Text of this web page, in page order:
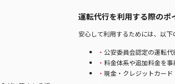
運転代行を利用する際のポ
安心して利用するためには、以
公安委員会認定の運転
料金体系や追加料金を
現金・クレジットカー